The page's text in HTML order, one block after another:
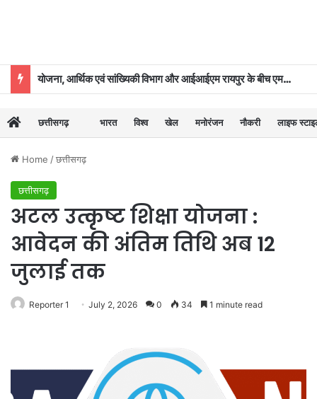
योजना, आर्थिक एवं सांख्यिकी विभाग और आईआईएम रायपुर के बीच एमओयू
छत्तीसगढ़ भारत विश्व खेल मनोरंजन नौकरी लाइफ
Home /छत्तीसगढ़
छत्तीसगढ़
अटल उत्कृष्ट शिक्षा योजना :
आवेदन की अंतिम तिथि अब 12
जुलाई तक
Reporter 1 July 2, 2026 0 34 1 minute read